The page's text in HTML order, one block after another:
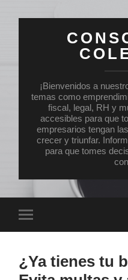
¡Bienvenidos a
temas como
fiscal, legal, RH y
accesibles para que
empresarios tengan
crecer y triunfar.
para que tomes
el
¿Ya tienes tu